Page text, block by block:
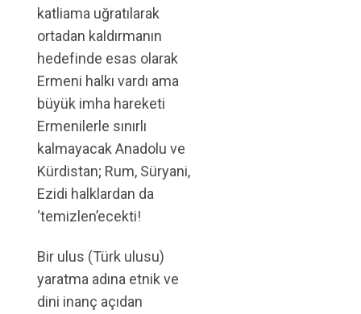
katliama uğratılarak
ortadan kaldırmanın
hedefinde esas olarak
Ermeni halkı vardı ama
büyük imha hareketi
Ermenilerle sınırlı
kalmayacak Anadolu ve
Kürdistan; Rum, Süryani,
Ezidi halklardan da
‘temizlen’ecekti!
Bir ulus (Türk ulusu)
yaratma adına etnik ve
dini inanç açıdan